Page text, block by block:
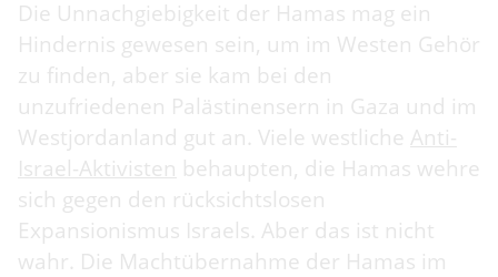
Die Unnachgiebigkeit der Hamas mag ein
Hindernis gewesen sein, um im Westen Gehör
zu finden, aber sie kam bei den
unzufriedenen Palästinensern in Gaza und im
Westjordanland gut an. Viele westliche Anti-
Israel-Aktivisten behaupten, die Hamas wehre
sich gegen den rücksichtslosen
Expansionismus Israels. Aber das ist nicht
wahr. Die Machtübernahme der Hamas im